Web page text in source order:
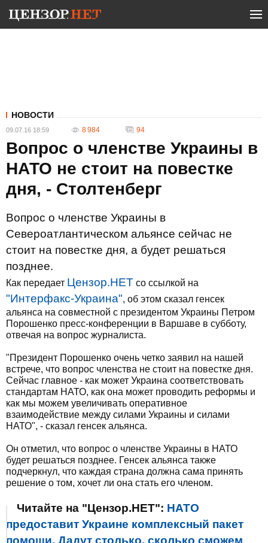
НОВОСТИ
09.07.16 18:59 8 984 94
Вопрос о членстве Украины в
НАТО не стоит на повестке
дня, - Столтенберг
Вопрос о членстве Украины в
Североатлантическом альянсе сейчас не
стоит на повестке дня, а будет решаться
позднее.
Как передает Цензор.НЕТ со ссылкой на
"Интерфакс-Украина", об этом сказал генсек
альянса на совместной с президентом Украины Петром
Порошенко пресс-конференции в Варшаве в субботу,
отвечая на вопрос журналиста.
"Президент Порошенко очень четко заявил на нашей
встрече, что вопрос членства не стоит на повестке дня.
Сейчас главное - как может Украина соответствовать
стандартам НАТО, как она может проводить реформы и
как мы можем увеличивать оперативное
взаимодействие между силами Украины и силами
НАТО", - сказал генсек альянса.
Он отметил, что вопрос о членстве Украины в НАТО
будет решаться позднее. Генсек альянса также
подчеркнул, что каждая страна должна сама принять
решение о том, хочет ли она стать его членом.
Читайте на "Цензор.НЕТ": НАТО
предоставит Украине комплексный пакет
помощи. Дадут столько, сколько сможем